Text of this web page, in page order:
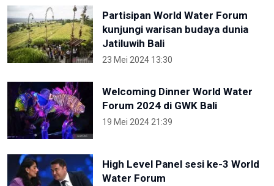
Partisipan World Water Forum
kunjungi warisan budaya dunia
Jatiluwih Bali
23 Mei 2024 13:30
Welcoming Dinner World Water
Forum 2024 di GWK Bali
19 Mei 2024 21:39
High Level Panel sesi ke-3 World
Water Forum